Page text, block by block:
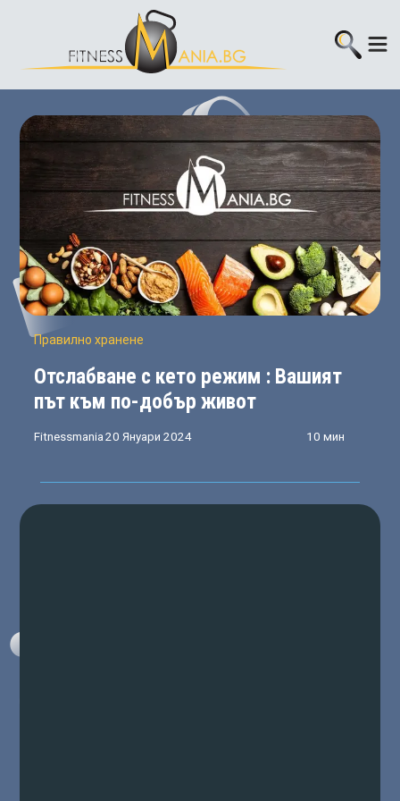
Правилно хранене
Отслабване с кето режим : Вашият
път към по-добър живот
Fitnessmania 20 Януари 2024 10 мин